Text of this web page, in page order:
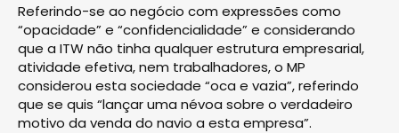
Referindo-se ao negócio com expressões como
“opacidade” e “confidencialidade” e considerando
que a ITW não tinha qualquer estrutura empresarial,
atividade efetiva, nem trabalhadores, o MP
considerou esta sociedade “oca e vazia”, referindo
que se quis “lançar uma névoa sobre o verdadeiro
motivo da venda do navio a esta empresa”.